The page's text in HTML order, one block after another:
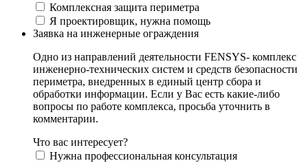
Комплексная защита периметра
Я проектировщик, нужна помощь
Заявка на инженерные ограждения
Одно из направлений деятельности FENSYS- комплекс
инженерно-технических систем и средств безопасности
периметра, внедренных в единый центр сбора и
обработки информации. Если у Вас есть какие-либо
вопросы по работе комплекса, просьба уточнить в
комментарии.
Что вас интересует?
Нужна профессиональная консультация